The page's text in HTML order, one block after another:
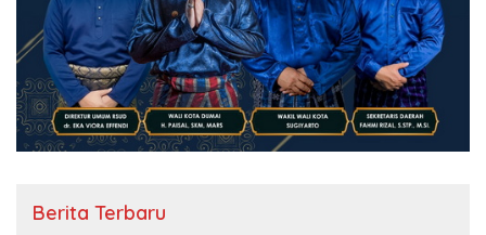
Berita Terbaru